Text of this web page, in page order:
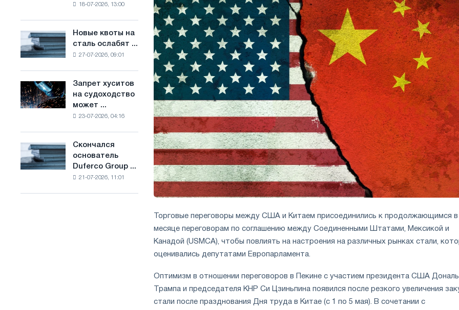
основе
водорода
Франции
отраслевые
ограничения
амбициями
по
борьбе
с
18-07-2026, 13:00
Новые
квоты
на
конкуренцию
в
Новые квоты на
сталь ослабят ...
27-07-2026, 09:01
Запрет
хуситов
на
импорт
Саудовской
Запрет хуситов
на судоходство
может ...
23-07-2026, 04:16
Скончался
основатель
Duferco
Скончался
основатель
Duferco Group ...
21-07-2026, 11:01
Торговые переговоры между США и Китаем присоединились к продолжающимся
месяце переговорам по соглашению между Соединенными Штатами, Мексикой и
Канадой (USMCA), чтобы повлиять на настроения на различных рынках стали,
оценивались депутатами Европарламента.
Оптимизм в отношении переговоров в Пекине с участием президента США
Трампа и председателя КНР Си Цзиньпина появился после резкого увеличения
стали после празднования Дня труда в Китае (с 1 по 5 мая). В сочетании с